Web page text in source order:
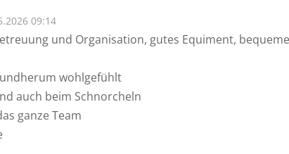
09:14
und Organisation, gutes Equiment,
wohlgefühlt
auch beim Schnorcheln
ganze Team